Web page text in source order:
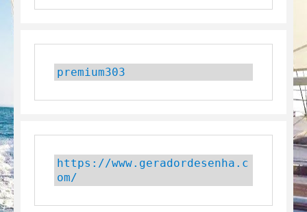
premium303
https://www.geradordesenha.c
om/